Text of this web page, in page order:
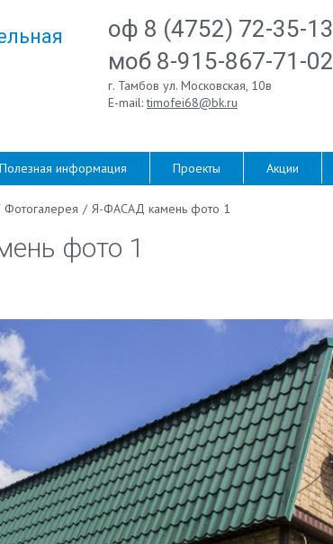
оф 8 (4752) 72-35-13
моб 8-915-867-71-02
г. Тамбов ул. Московская, 10в
E-mail:timofei68@bk.ru
Полезная информация Проекты Акции
Фотогалерея / Я-ФАСАД камень фото 1
фото 1